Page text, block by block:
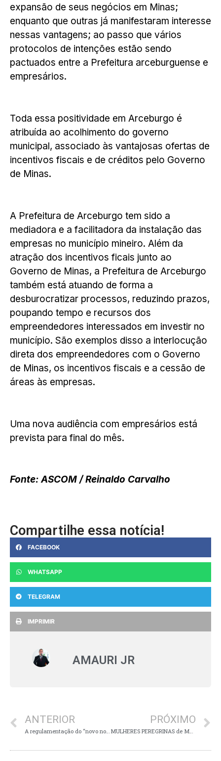
expansão de seus negócios em Minas;
enquanto que outras já manifestaram interesse
nessas vantagens; ao passo que vários
protocolos de intenções estão sendo
pactuados entre a Prefeitura arceburguense e
empresários.
Toda essa positividade em Arceburgo é
atribuída ao acolhimento do governo
municipal, associado às vantajosas ofertas de
incentivos fiscais e de créditos pelo Governo
de Minas.
A Prefeitura de Arceburgo tem sido a
mediadora e a facilitadora da instalação das
empresas no município mineiro. Além da
atração dos incentivos ficais junto ao
Governo de Minas, a Prefeitura de Arceburgo
também está atuando de forma a
desburocratizar processos, reduzindo prazos,
poupando tempo e recursos dos
empreendedores interessados em investir no
município. São exemplos disso a interlocução
direta dos empreendedores com o Governo
de Minas, os incentivos fiscais e a cessão de
áreas às empresas.
Uma nova audiência com empresários está
prevista para final do mês.
Fonte: ASCOM / Reinaldo Carvalho
Compartilhe essa notícia!
FACEBOOK
WHATSAPP
TELEGRAM
IMPRIMIR
AMAURI JR
ANTERIOR PRÓXIMO
MULHERES PEREGRINAS de Muzambinho no Caminho da Fé até Aparecida/SP